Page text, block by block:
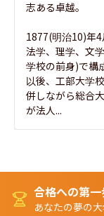
志ある卓越。
1877(明治10)年4
法学、理学、文
学校の前身)で構
以後、工部大学
併しながら総合
が法人...
合格への第
あなたの夢の